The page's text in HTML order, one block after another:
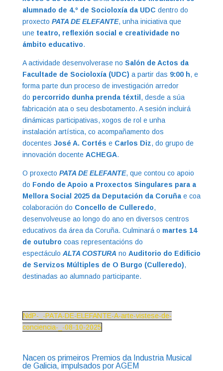
alumnado de 4.º de Socioloxía da UDC dentro do
proxecto PATA DE ELEFANTE, unha iniciativa que
une teatro, reflexión social e creatividade no
ámbito educativo.
A actividade desenvolverase no Salón de Actos da
Facultade de Socioloxía (UDC) a partir das 9:00 h, e
forma parte dun proceso de investigación arredor
do percorrido dunha prenda téxtil , desde a súa
fabricación ata o seu desbotamento. A sesión incluirá
dinámicas participativas, xogos de rol e unha
instalación artística, co acompañamento dos
docentes José A. Cortés e Carlos Diz, do grupo de
innovación docente ACHEGA.
O proxecto PATA DE ELEFANTE, que contou co apoio
do Fondo de Apoio a Proxectos Singulares para a
Mellora Social 2025 da Deputación da Coruñae coa
colaboración do Concello de Culleredo,
desenvolveuse ao longo do ano en diversos centros
educativos da área da Coruña. Culminará o martes 14
de outubro coas representacións do
espectáculo ALTA COSTURA no Auditorio do Edificio
de Servizos Múltiples de O Burgo (Culleredo),
destinadas ao alumnado participante.
NdP-_-PATA-DE-ELEFANTE-A-arte-vistese-de-
conciencia-_-08-10-2025
Nacen os primeiros Premios da Industria Musical
de Galicia, impulsados por AGEM